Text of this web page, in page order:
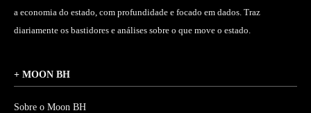
a economia do estado, com profundidade e focado em dados. Traz
diariamente os bastidores e análises sobre o que move o estado.
+ MOON BH
Sobre o Moon BH